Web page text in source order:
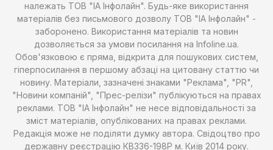
належать ТОВ "ІА Інфолайн". Будь-яке використання
матеріалів без письмового дозволу ТОВ "ІА Інфолайн" -
заборонено. Використання матеріалів та новин
дозволяється за умови посилання на Infoline.ua.
Обов'язковою є пряма, відкрита для пошукових систем,
гіперпосилання в першому абзаці на цитовану статтю чи
новину. Матеріали, зазначені знаками "Реклама", "PR",
"Новини компаній", "Прес-релізи" публікуються на правах
реклами. ТОВ "ІА Інфолайн" не несе відповідальності за
зміст матеріалів, опублікованих на правах реклами.
Редакція може не поділяти думку автора. Свідоцтво про
державну реєстрацію КВ336-198Р м. Київ 2014 року.